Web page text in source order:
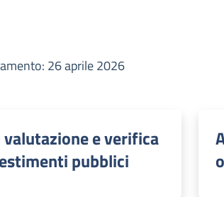
26 aprile 2026
e verifica
pubblici